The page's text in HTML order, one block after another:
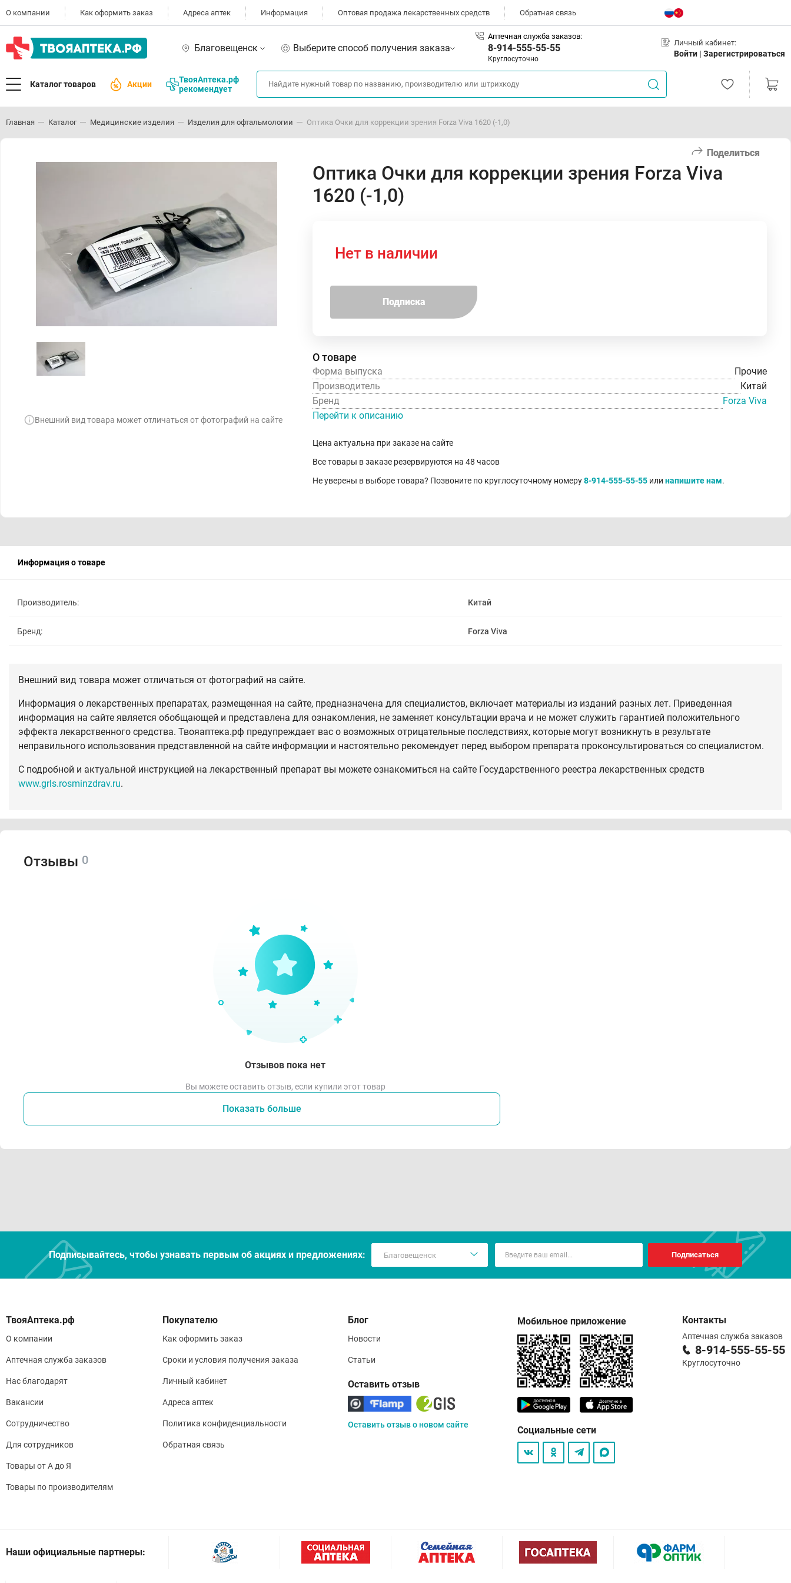
О компании Как оформить заказ Адреса аптек Информация Оптовая продажа лекарственных средств Обратная связь
Благовещенск Выберите способ получения заказа
Аптечная служба заказов:
8-914-555-55-55
Круглосуточно
Личный кабинет:
Войти | Зарегистрироваться
Каталог товаров Акции
ТвояАптека.рф
рекомендует
Главная Каталог Медицинские изделия Изделия для офтальмологии Оптика Очки для коррекции зрения Forza Viva 1620 (-1,0)
Поделиться
Внешний вид товара может отличаться от фотографий на сайте
Оптика Очки для коррекции зрения Forza Viva
1620 (-1,0)
Нет в наличии
Подписка
О товаре
Форма выпуска
Прочие
Производитель
Китай
Бренд
Forza Viva
Перейти к описанию
Цена актуальна при заказе на сайте
Все товары в заказе резервируются на 48 часов
Не уверены в выборе товара? Позвоните по круглосуточному номеру8-914-555-55-55 или напишите нам.
Информация о товаре
Производитель: Китай
Бренд: Forza Viva
Внешний вид товара может отличаться от фотографий на сайте.
Информация о лекарственных препаратах, размещенная на сайте, предназначена для специалистов, включает материалы из изданий разных лет. Приведенная
информация на сайте является обобщающей и представлена для ознакомления, не заменяет консультации врача и не может служить гарантией положительного
эффекта лекарственного средства. Твояаптека.рф предупреждает вас о возможных отрицательные последствиях, которые могут возникнуть в результате
неправильного использования представленной на сайте информации и настоятельно рекомендует перед выбором препарата проконсультироваться со специалистом.
С подробной и актуальной инструкцией на лекарственный препарат вы можете ознакомиться на сайте Государственного реестра лекарственных средств
www.grls.rosminzdrav.ru.
Отзывы 0
Отзывов пока нет
Вы можете оставить отзыв, если купили этот товар
Показать больше
Подписывайтесь, чтобы узнавать первым об акцияx и предложениях: Подписаться
О компании
Аптечная служба заказов
Нас благодарят
Вакансии
Сотрудничество
Для сотрудников
Товары от А до Я
Товары по производителям
Покупателю
Как оформить заказ
Сроки и условия получения заказа
Личный кабинет
Адреса аптек
Политика конфиденциальности
Обратная связь
Блог
Новости
Статьи
Оставить отзыв
Оставить отзыв о новом сайте
Мобильное приложение
Социальные сети
Контакты
Аптечная служба заказов
8-914-555-55-55
Круглосуточно
Наши официальные партнеры: